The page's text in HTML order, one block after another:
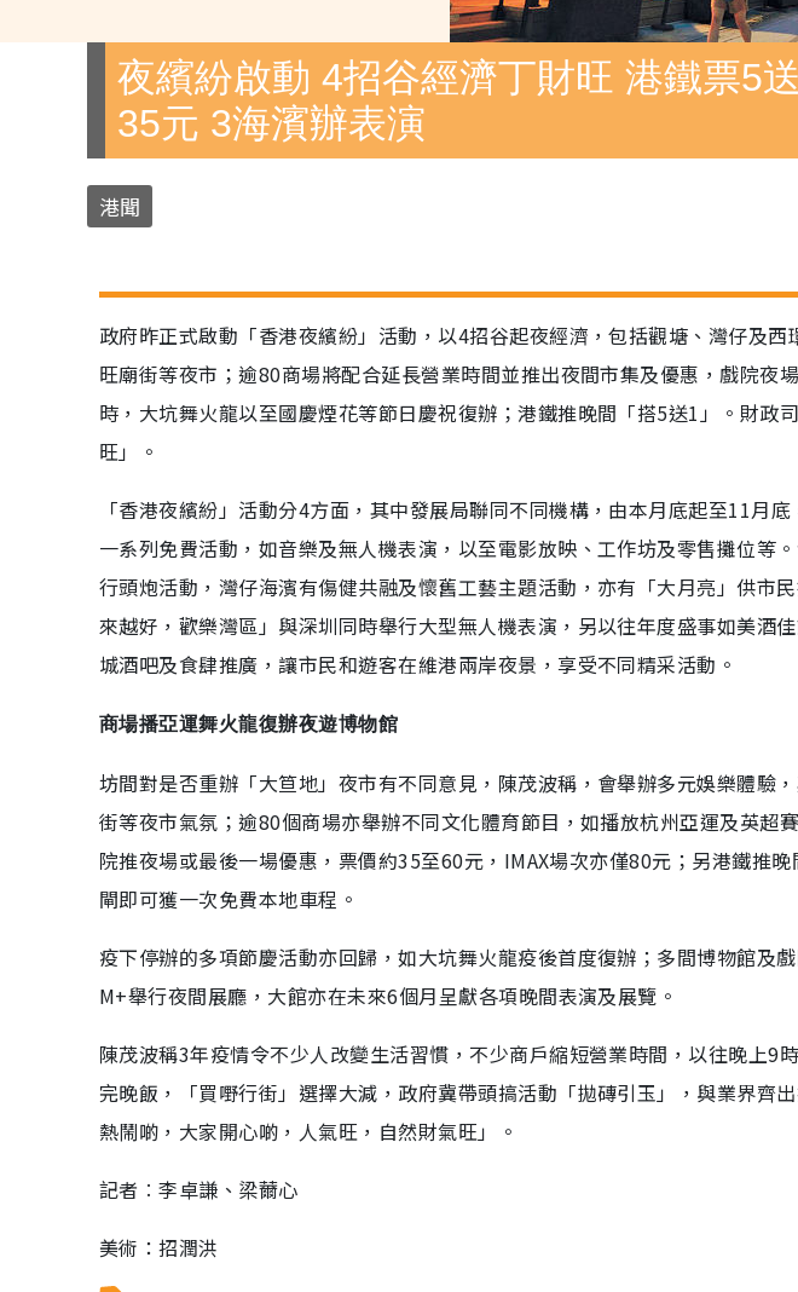
夜繽紛啟動 4招谷經濟丁財旺 港鐵票5
35元 3海濱辦表演
港聞
政府昨正式啟動「香港夜繽紛」活動，以4招谷起夜經濟，包括觀塘、灣仔及
旺廟街等夜市；逾80商場將配合延長營業時間並推出夜間市集及優惠，戲院夜
時，大坑舞火龍以至國慶煙花等節日慶祝復辦；港鐵推晚間「搭5送1」。財政
旺」。
「香港夜繽紛」活動分4方面，其中發展局聯同不同機構，由本月底起至11月
一系列免費活動，如音樂及無人機表演，以至電影放映、工作坊及零售攤位等
行頭炮活動，灣仔海濱有傷健共融及懷舊工藝主題活動，亦有「大月亮」供市
來越好，歡樂灣區」與深圳同時舉行大型無人機表演，另以往年度盛事如美酒
城酒吧及食肆推廣，讓市民和遊客在維港兩岸夜景，享受不同精采活動。
商場播亞運舞火龍復辦夜遊博物館
坊間對是否重辦「大笪地」夜市有不同意見，陳茂波稱，會舉辦多元娛樂體驗
街等夜市氣氛；逾80個商場亦舉辦不同文化體育節目，如播放杭州亞運及英超
院推夜場或最後一場優惠，票價約35至60元，IMAX場次亦僅80元；另港鐵推
閘即可獲一次免費本地車程。
疫下停辦的多項節慶活動亦回歸，如大坑舞火龍疫後首度復辦；多間博物館及
M+舉行夜間展廳，大館亦在未來6個月呈獻各項晚間表演及展覽。
陳茂波稱3年疫情令不少人改變生活習慣，不少商戶縮短營業時間，以往晚上9
完晚飯，「買嘢行街」選擇大減，政府冀帶頭搞活動「拋磚引玉」，與業界齊
熱鬧啲，大家開心啲，人氣旺，自然財氣旺」。
記者︰李卓謙、梁薾心
美術：招潤洪